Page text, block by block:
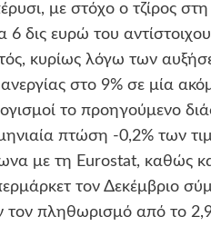
με στόχο ο τζίρος
δις ευρώ του
κυρίως λόγω των
στο 9% σε μία
το προηγούμενο
πτώση -0,2% των
με τη Eurostat, καθώς
τον Δεκέμβριο
τον πληθωρισμό από το